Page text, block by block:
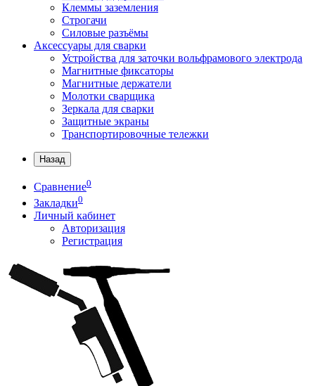
Клеммы заземления
Строгачи
Силовые разъёмы
Аксессуары для сварки
Устройства для заточки вольфрамового электрода
Магнитные фиксаторы
Магнитные держатели
Молотки сварщика
Зеркала для сварки
Защитные экраны
Транспортировочные тележки
Назад
Сравнение0
Закладки0
Личный кабинет
Авторизация
Регистрация